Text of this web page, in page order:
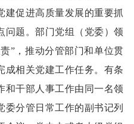
建促进高质量发展的重要抓
问题。部门党组（党委）领
”，推动分管部门和单位贯
成相关党建工作任务。有条
和干部人事工作由同一名领
分管日常工作的副书记列